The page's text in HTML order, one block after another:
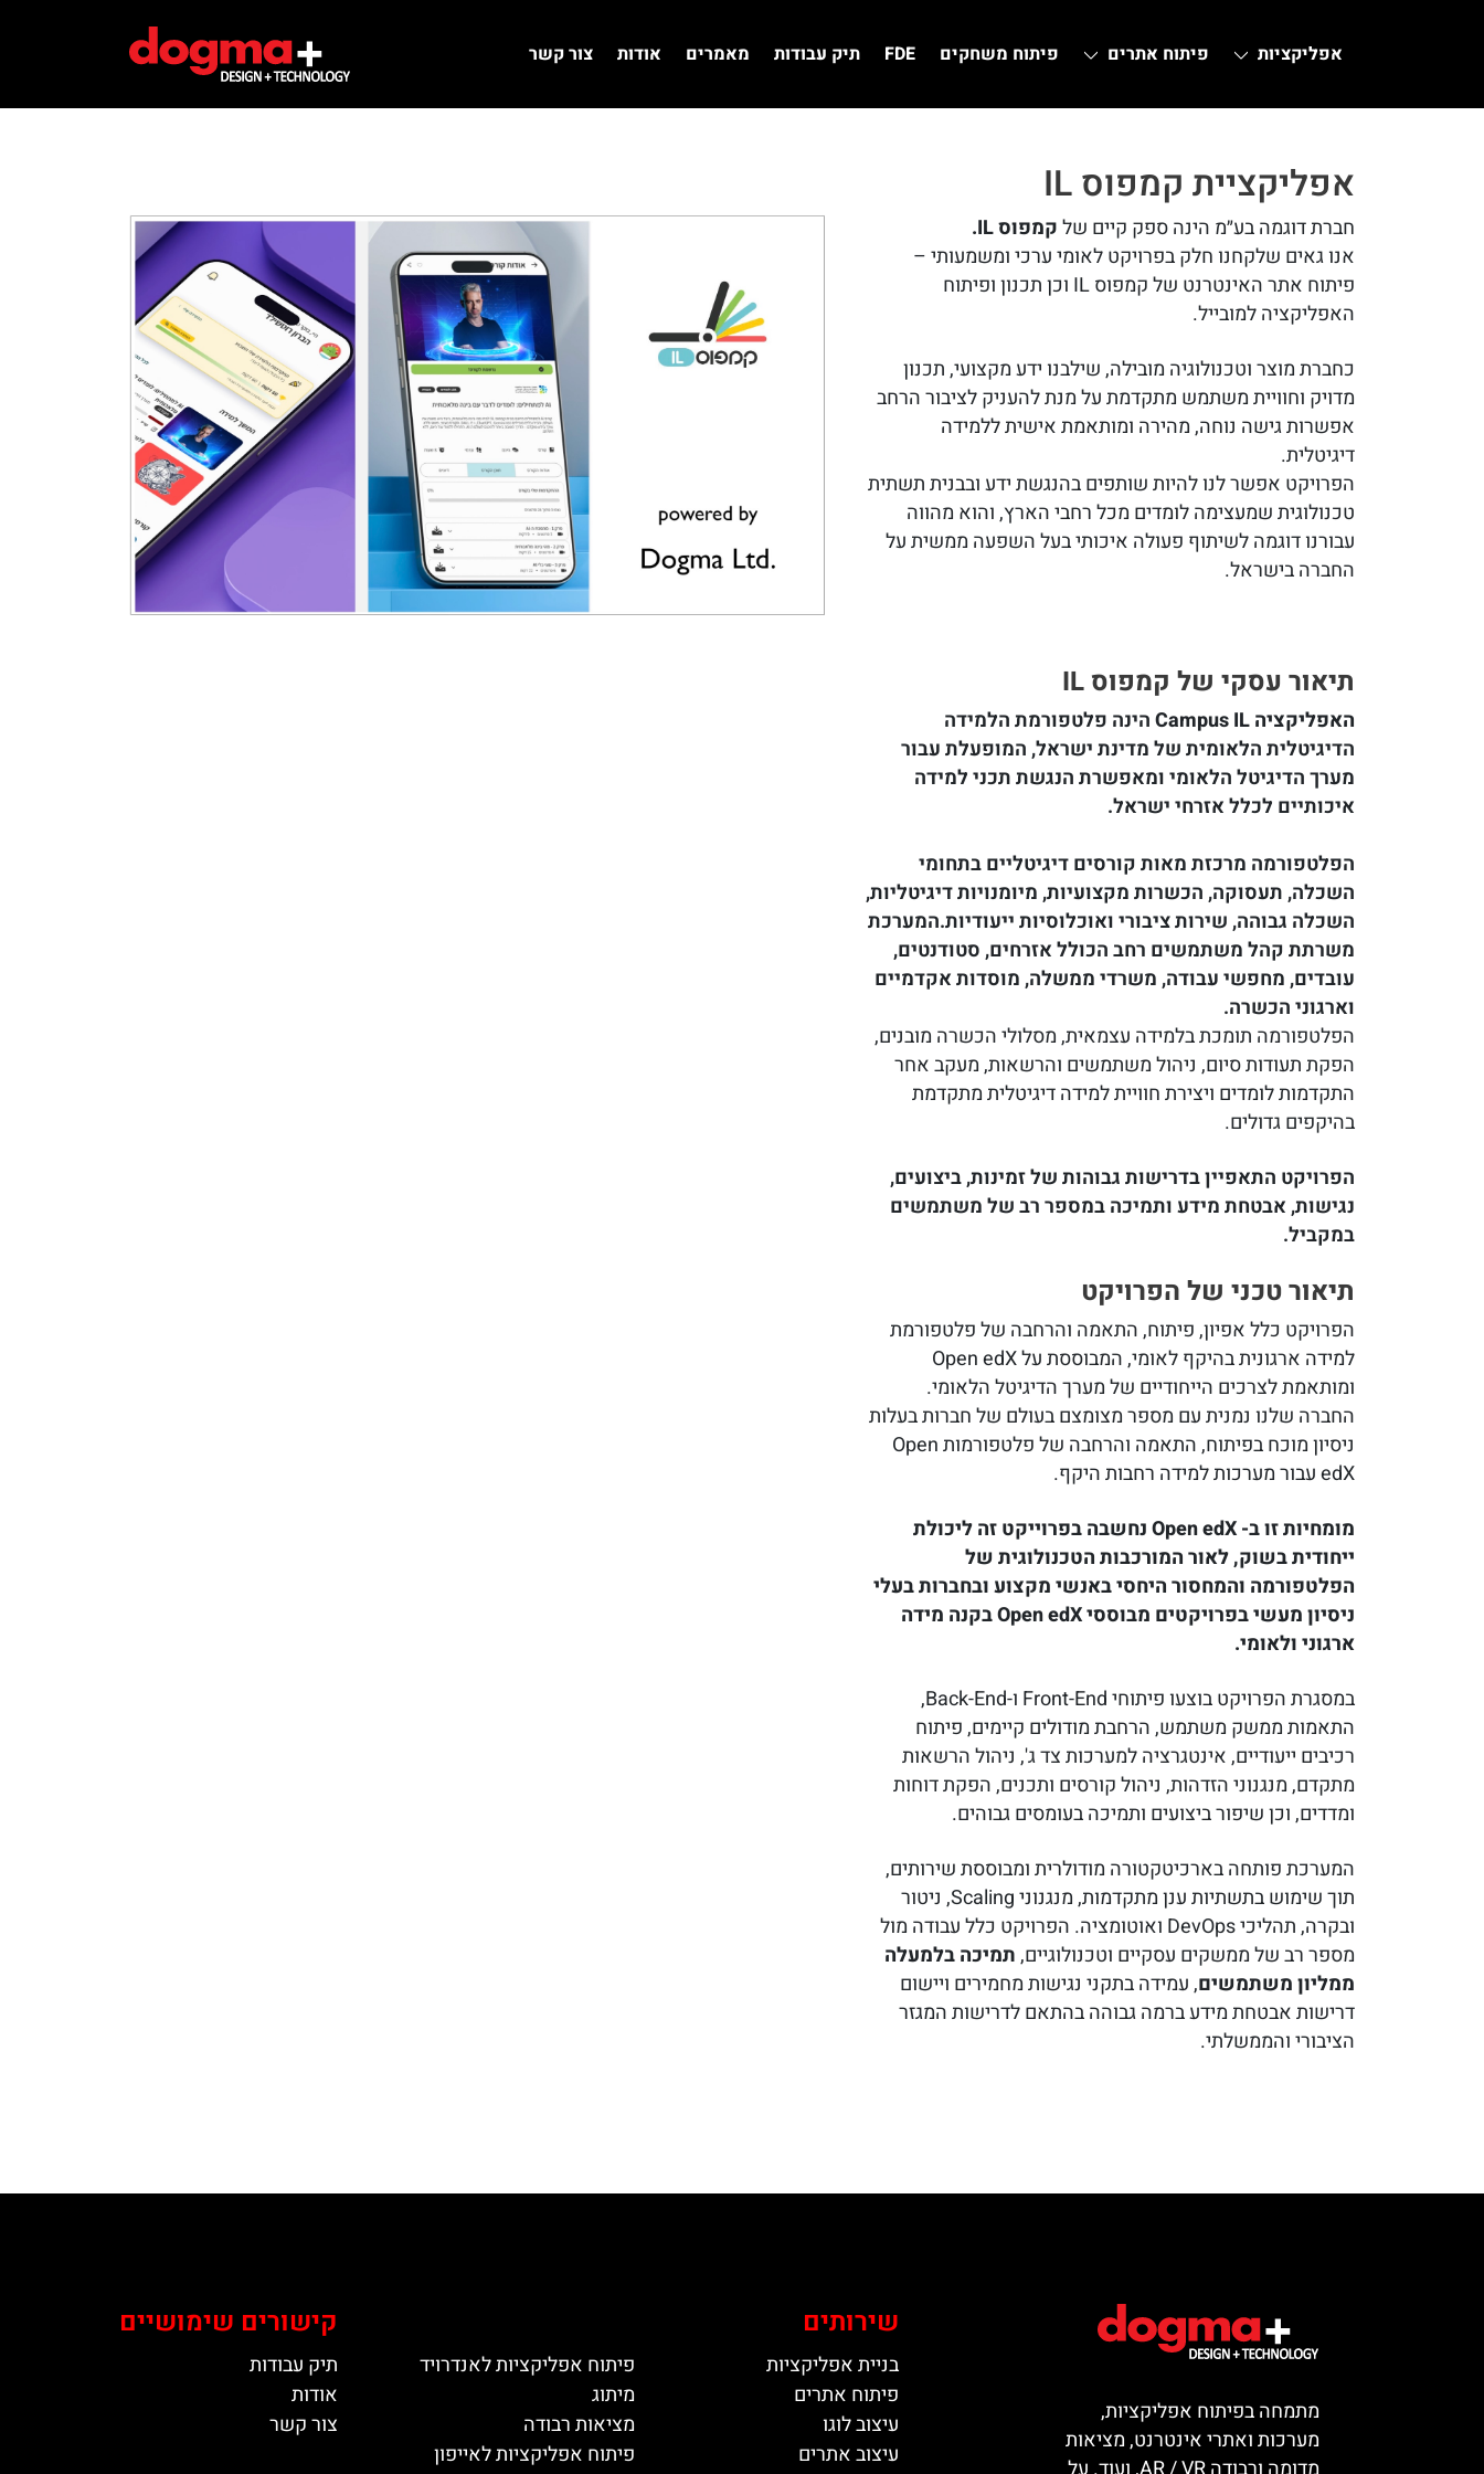
אפליקציות פיתוח אתרים פיתוח משחקים FDE תיק עבודות מאמרים אודות צור קשר
אפליקציית קמפוס IL
חברת דוגמה בע״מ הינה ספק קיים שלקמפוס IL.
אנו גאים שלקחנו חלק בפרויקט לאומי ערכי ומשמעותי –
פיתוח אתר האינטרנט של קמפוס IL וכן תכנון ופיתוח
האפליקציה למובייל.
כחברת מוצר וטכנולוגיה מובילה, שילבנו ידע מקצועי, תכנון
מדויק וחוויית משתמש מתקדמת על מנת להעניק לציבור הרחב
אפשרות גישה נוחה, מהירה ומותאמת אישית ללמידה
דיגיטלית.
הפרויקט אפשר לנו להיות שותפים בהנגשת ידע ובבנית תשתית
טכנולוגית שמעצימה לומדים מכל רחבי הארץ, והוא מהווה
עבורנו דוגמה לשיתוף פעולה איכותי בעל השפעה ממשית על
החברה בישראל.
תיאור עסקי של קמפוס IL
האפליקציה Campus IL
הינה פלטפורמת הלמידה
הדיגיטלית הלאומית של מדינת ישראל, המופעלת עבור
מערך הדיגיטל הלאומי ומאפשרת הנגשת תכני למידה
איכותיים לכלל אזרחי ישראל.
הפלטפורמה מרכזת מאות קורסים דיגיטליים בתחומי
השכלה, תעסוקה, הכשרות מקצועיות, מיומנויות דיגיטליות,
השכלה גבוהה, שירות ציבורי ואוכלוסיות ייעודיות.המערכת
משרתת קהל משתמשים רחב הכולל אזרחים, סטודנטים,
עובדים, מחפשי עבודה, משרדי ממשלה, מוסדות אקדמיים
וארגוני הכשרה.
הפלטפורמה תומכת בלמידה עצמאית, מסלולי הכשרה מובנים,
הפקת תעודות סיום, ניהול משתמשים והרשאות, מעקב אחר
התקדמות לומדים ויצירת חוויית למידה דיגיטלית מתקדמת
בהיקפים גדולים.
הפרויקט התאפיין בדרישות גבוהות של זמינות, ביצועים,
נגישות, אבטחת מידע ותמיכה במספר רב של משתמשים
במקביל.
תיאור טכני של הפרויקט
הפרויקט כלל אפיון, פיתוח, התאמה והרחבה של פלטפורמת
למידה ארגונית בהיקף לאומי, המבוססת על Open edX
ומותאמת לצרכים הייחודיים של מערך הדיגיטל הלאומי.
החברה שלנו נמנית עם מספר מצומצם בעולם של חברות בעלות
ניסיון מוכח בפיתוח, התאמה והרחבה של פלטפורמות Open
edX עבור מערכות למידה רחבות היקף.
מומחיות זו ב- Open edX נחשבה בפרוייקט זה ליכולת
ייחודית בשוק, לאור המורכבות הטכנולוגית של
הפלטפורמה והמחסור היחסי באנשי מקצוע ובחברות בעלי
ניסיון מעשי בפרויקטים מבוססי Open edX בקנה מידה
ארגוני ולאומי.
במסגרת הפרויקט בוצעו פיתוחי Front-End ו-Back-End,
התאמות ממשק משתמש, הרחבת מודולים קיימים, פיתוח
רכיבים ייעודיים, אינטגרציה למערכות צד ג', ניהול הרשאות
מתקדם, מנגנוני הזדהות, ניהול קורסים ותכנים, הפקת דוחות
ומדדים, וכן שיפור ביצועים ותמיכה בעומסים גבוהים.
המערכת פותחה בארכיטקטורה מודולרית ומבוססת שירותים,
תוך שימוש בתשתיות ענן מתקדמות, מנגנוני Scaling, ניטור
ובקרה, תהליכי DevOps ואוטומציה. הפרויקט כלל עבודה מול
מספר רב של ממשקים עסקיים וטכנולוגיים,תמיכה בלמעלה
ממליון משתמשים, עמידה בתקני נגישות מחמירים ויישום
דרישות אבטחת מידע ברמה גבוהה בהתאם לדרישות המגזר
הציבורי והממשלתי.
מתמחה בפיתוח אפליקציות,
מערכות ואתרי אינטרנט, מציאות
שירותים
בניית אפליקציות
פיתוח אפליקציות לאנדרויד
פיתוח אתרים
מיתוג
עיצוב לוגו
מציאות רבודה
עיצוב אתרים
פיתוח אפליקציות לאייפון
קישורים שימושיים
תיק עבודות
אודות
צור קשר